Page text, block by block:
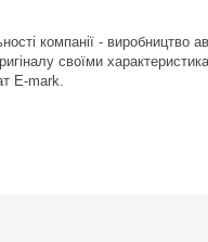
компанії - виробництво
своїми
Е-mark.